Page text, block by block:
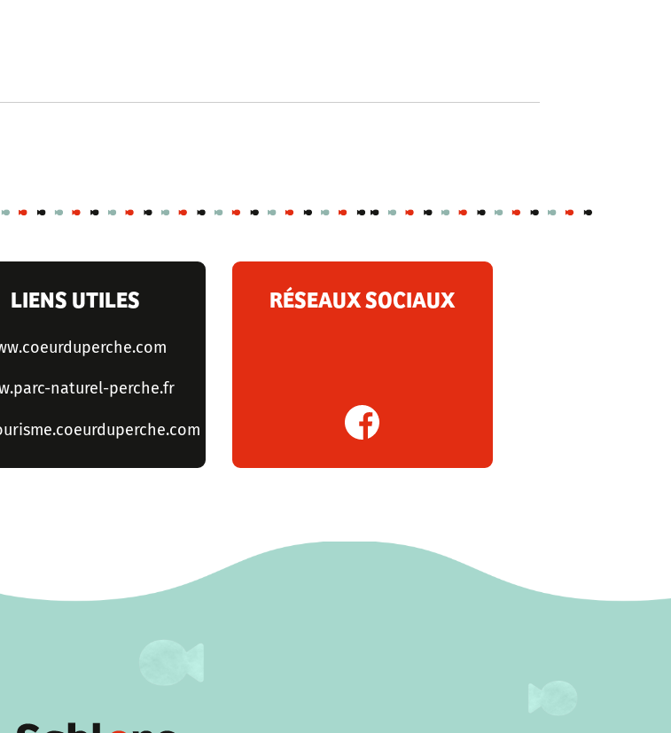
LIENS UTILES
naturel-perche.fr
RÉSEAUX SOCIAUX